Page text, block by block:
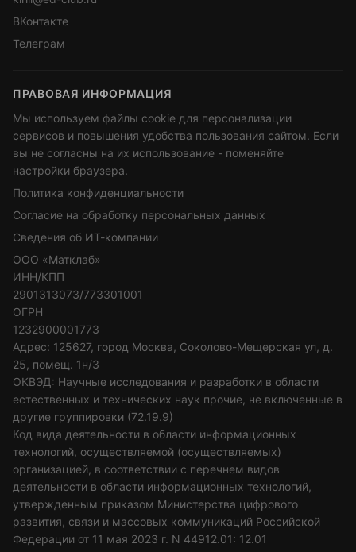
ВКонтакте
Телеграм
ПРАВОВАЯ ИНФОРМАЦИЯ
Мы используем файлы cookie для персонализации
сервисов и повышения удобства пользования сайтом. Если
вы не согласны на их использование - поменяйте
настройки браузера.
Политика конфиденциальности
Согласие на обработку персональных данных
Сведения об ИТ-компании
ООО «Матклаб»
ИНН/КПП
2901313073/773301001
ОГРН
1232900001773
Адрес: 125627, город Москва, Соколово-Мещерская ул, д.
25, помещ. 1н/3
ОКВЭД: Научные исследования и разработки в области
естественных и технических наук прочие, не включенные в
другие группировки (72.19.9)
Код вида деятельности в области информационных
технологий, осуществляемой (осуществляемых)
организацией, в соответствии с перечнем видов
деятельности в области информационных технологий,
утвержденным приказом Министерства цифрового
развития, связи и массовых коммуникаций Российской
Федерации от 11 мая 2023 г. N 44912.01: 12.01